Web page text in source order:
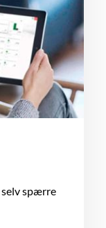
selv spærre